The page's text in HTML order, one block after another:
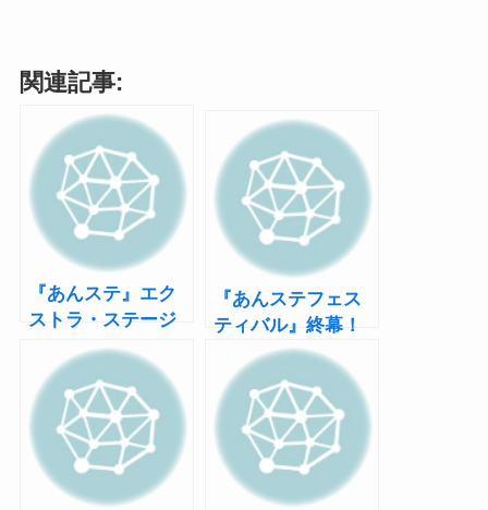
関連記事:
『あんステ』エク
ストラ・ステージ
新作は「追憶＊マ
リオネットの糸の
先」ほか3本のイベ
ントストーリーで
構成
『あんステフェス
ティバル』終幕！
大千秋楽公演にて
次回作の上演を発
表